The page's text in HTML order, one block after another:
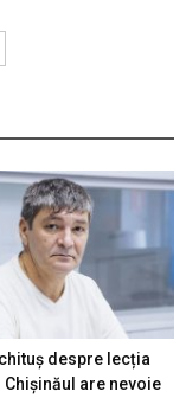
despre lecția
are nevoie